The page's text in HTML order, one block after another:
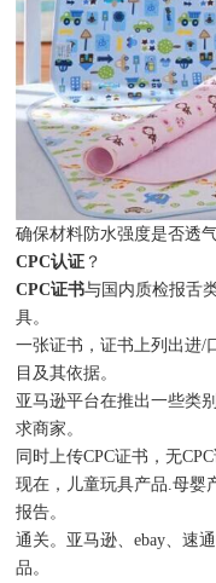
确保材料防水强度是否透
CPC认证 ？
CPC证书与国内质检报舌
具。
一张证书，证书上列出进/
目及其依据。
亚马逊平台在推出一些类
求商家。
同时上传CPC证书，无
现在，儿童玩具产品.母婴
报告。
通关。亚马逊、ebay、速
品。